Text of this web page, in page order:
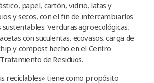
papel, cartón, vidrio, latas y
y secos, con el fin de intercambiarlos
Verduras agroecológicas,
con suculentas, ecovasos, carga de
y compost hecho en el Centro
de Residuos.
reciclables» tiene como propósito